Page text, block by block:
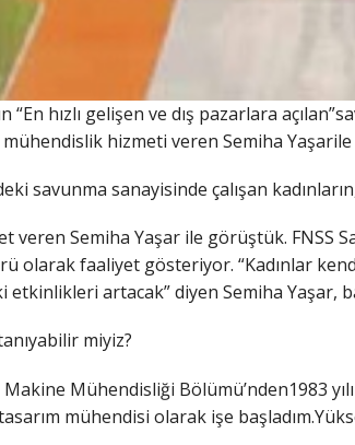
hızlı gelişen ve dış pazarlara
mühendislik hizmeti veren Semiha
savunma sanayisinde çalışan
veren Semiha Yaşar ile görüştük.
olarak faaliyet gösteriyor. “Kadınlar
etkinlikleri artacak” diyen Semiha Yaşar,
miyiz?
Mühendisliği Bölümü’nden1983
mühendisi olarak işe